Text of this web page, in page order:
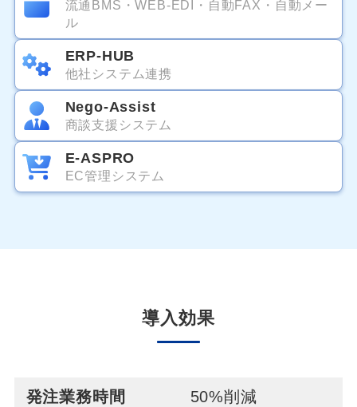
流通BMS・WEB-EDI・自動FAX・自動メー
ル
ERP-HUB
他社システム連携
Nego-Assist
商談支援システム
E-ASPRO
EC管理システム
導入効果
発注業務時間 50%削減